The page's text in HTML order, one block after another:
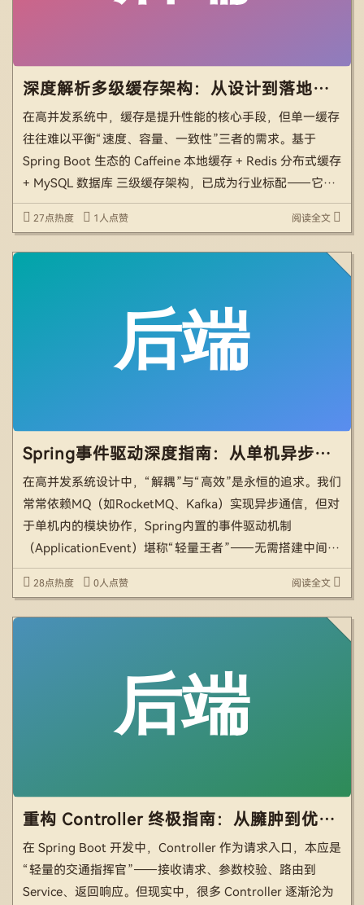
深度解析多级缓存架构：从设计到落地，彻底解决数据一致性难题
在高并发系统中，缓存是提升性能的核心手段，但单一缓存
往往难以平衡“速度、容量、一致性”三者的需求。基于
Spring Boot 生态的 Caffeine 本地缓存 + Redis 分布式缓存
+ MySQL 数据库 三级缓存架构，已成为行业标配——它能
将查询延迟从 MySQL 的百毫秒级，降至 Redis 的毫秒级、
C […]
27点热度 1人点赞 阅读全文
Spring事件驱动深度指南：从单机异步到亿级流量，比MQ更轻的架构神器
在高并发系统设计中，“解耦”与“高效”是永恒的追求。我们
常常依赖MQ（如RocketMQ、Kafka）实现异步通信，但对
于单机内的模块协作，Spring内置的事件驱动机制
（ApplicationEvent）堪称“轻量王者”——无需搭建中间
件，通过注解即可实现发布-订阅模式，让系统像高效协作
的咖啡团队般应对流量洪峰。 本 […]
28点热度 0人点赞 阅读全文
重构 Controller 终极指南：从臃肿到优雅的 7 大黄金法则 + 实战技巧
在 Spring Boot 开发中，Controller 作为请求入口，本应是
“轻量的交通指挥官”——接收请求、参数校验、路由到
Service、返回响应。但现实中，很多 Controller 逐渐沦为